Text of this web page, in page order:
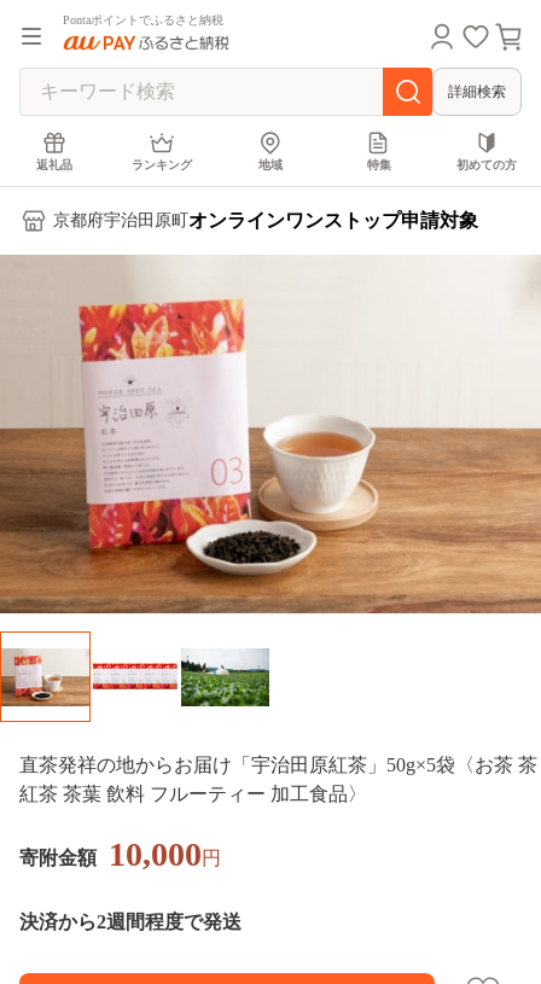
Pontaポイントでふるさと納税
詳細検索
返礼品 ランキング 地域 特集 初めての方
京都府宇治田原町 オンラインワンストップ申請対象
直茶発祥の地からお届け「宇治田原紅茶」50g×5袋〈お茶 茶
紅茶 茶葉 飲料 フルーティー 加工食品〉
寄附金額 10,000円
決済から2週間程度で発送